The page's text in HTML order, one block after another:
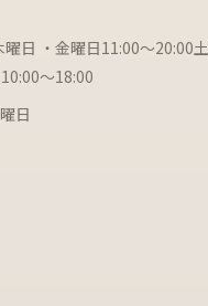
日 ・金曜日11:00～20:00
～18:00
日